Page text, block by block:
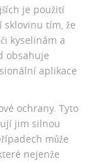
je použití
tím, že
kyselinám a
obsahuje
aplikace
ochrany. Tyto
jim silnou
může
nejenže